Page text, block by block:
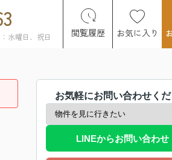
水曜日、祝日 閲覧履歴 お気に入り
お気軽にお問い合わせく
LINEからお問い合わせ